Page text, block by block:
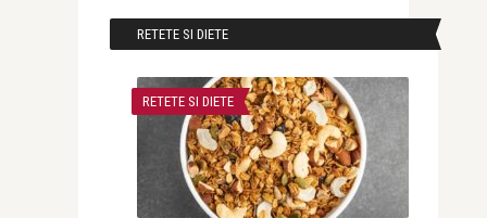
RETETE SI DIETE
RETETE SI DIETE